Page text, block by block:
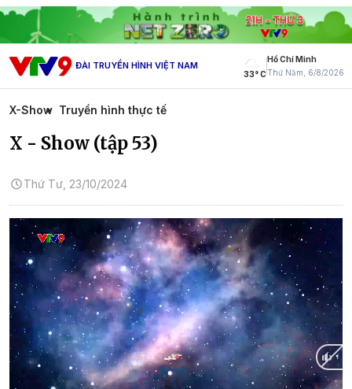
ĐÀI TRUYỀN HÌNH VIỆT NAM
33° C
Hồ Chí Minh
Thứ Năm, 6/8/2026
X-Show Truyền hình thực tế
X - Show (tập 53)
Thứ Tư, 23/10/2024